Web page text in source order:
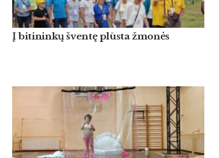
Į bitininkų šventę plūsta žmonės